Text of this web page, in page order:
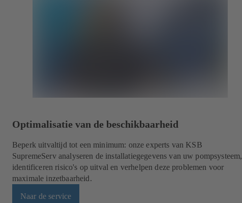
Optimalisatie van de beschikbaarheid
Beperk uitvaltijd tot een minimum: onze experts van KSB
SupremeServ analyseren de installatiegegevens van uw pompsysteem,
identificeren risico's op uitval en verhelpen deze problemen voor
maximale inzetbaarheid.
Naar de service